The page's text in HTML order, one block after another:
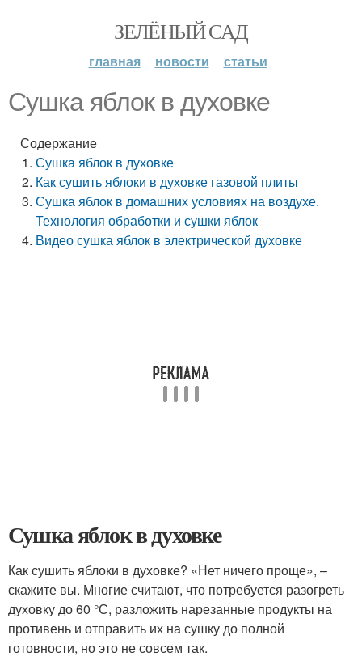
ЗЕЛЁНЫЙ САД
главная новости статьи
Сушка яблок в духовке
Содержание
Сушка яблок в духовке
Как сушить яблоки в духовке газовой плиты
Сушка яблок в домашних условиях на воздухе.
Технология обработки и сушки яблок
Видео сушка яблок в электрической духовке
Сушка яблок в духовке
Как сушить яблоки в духовке? «Нет ничего проще», –
скажите вы. Многие считают, что потребуется разогреть
духовку до 60 °С, разложить нарезанные продукты на
противень и отправить их на сушку до полной
готовности, но это не совсем так.